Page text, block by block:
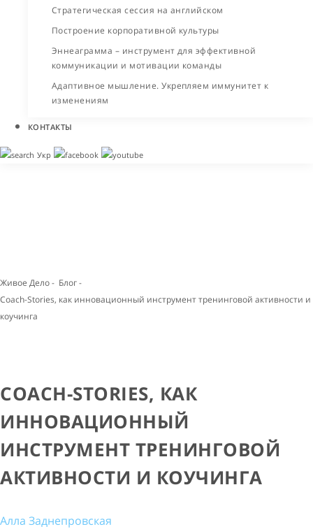
Стратегическая сессия на английском
Построение корпоративной культуры
Эннеаграмма – инструмент для эффективной
коммуникации и мотивации команды
Адаптивное мышление. Укрепляем иммунитет к
изменениям
КОНТАКТЫ
Укр
Живое Дело- Блог-
Coach-Stories, как инновационный инструмент тренинговой активности и
коучинга
COACH-STORIES, КАК
ИННОВАЦИОННЫЙ
ИНСТРУМЕНТ ТРЕНИНГОВОЙ
АКТИВНОСТИ И КОУЧИНГА
Алла Заднепровская